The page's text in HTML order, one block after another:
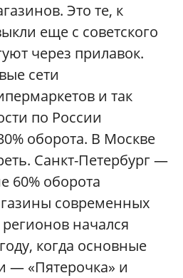
Это те, к
еще с советского
через прилавок.
сети
и так
по России
оборота. В Москве
Санкт-Петербург —
60% оборота
современных
начался
когда основные
— «Пятерочка» и